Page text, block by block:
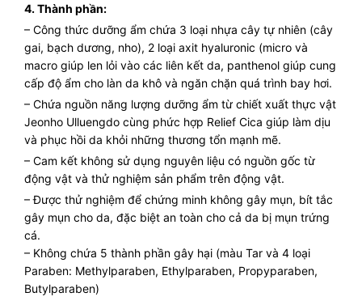
4. Thành phần:
– Công thức dưỡng ẩm chứa 3 loại nhựa cây tự nhiên (cây
gai, bạch dương, nho), 2 loại axit hyaluronic (micro và
macro giúp len lỏi vào các liên kết da, panthenol giúp cung
cấp độ ẩm cho làn da khô và ngăn chặn quá trình bay hơi.
– Chứa nguồn năng lượng dưỡng ẩm từ chiết xuất thực vật
Jeonho Ulluengdo cùng phức hợp Relief Cica giúp làm dịu
và phục hồi da khỏi những thương tổn mạnh mẽ.
– Cam kết không sử dụng nguyên liệu có nguồn gốc từ
động vật và thử nghiệm sản phẩm trên động vật.
– Được thử nghiệm để chứng minh không gây mụn, bít tắc
gây mụn cho da, đặc biệt an toàn cho cả da bị mụn trứng
cá.
– Không chứa 5 thành phần gây hại (màu Tar và 4 loại
Paraben: Methylparaben, Ethylparaben, Propyparaben,
Butylparaben)